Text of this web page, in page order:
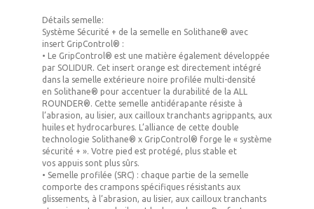
Détails semelle:
Système Sécurité + de la semelle en Solithane® avec
insert GripControl® :
• Le GripControl® est une matière également développée
par SOLIDUR. Cet insert orange est directement intégré
dans la semelle extérieure noire profilée multi-densité
en Solithane® pour accentuer la durabilité de la ALL
ROUNDER®. Cette semelle antidérapante résiste à
l’abrasion, au lisier, aux cailloux tranchants agrippants, aux
huiles et hydrocarbures. L’alliance de cette double
technologie Solithane® x GripControl® forge le « système
sécurité + ». Votre pied est protégé, plus stable et
vos appuis sont plus sûrs.
• Semelle profilée (SRC) : chaque partie de la semelle
comporte des crampons spécifiques résistants aux
glissements, à l’abrasion, au lisier, aux cailloux tranchants